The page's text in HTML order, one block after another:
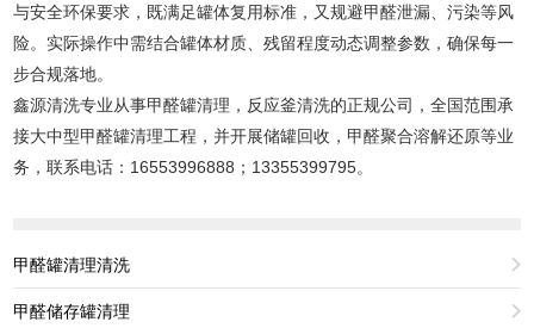
与安全环保要求，既满足罐体复用标准，又规避甲醛泄漏、污染等风
险。实际操作中需结合罐体材质、残留程度动态调整参数，确保每一
步合规落地。
鑫源清洗专业从事甲醛罐清理，反应釜清洗的正规公司，全国范围承
接大中型甲醛罐清理工程，并开展储罐回收，甲醛聚合溶解还原等业
务，联系电话：16553996888；13355399795。
甲醛罐清理清洗
甲醛储存罐清理